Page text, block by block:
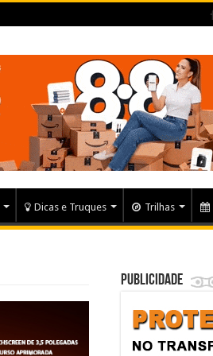
Dicas e Truques Trilhas
Publicidade